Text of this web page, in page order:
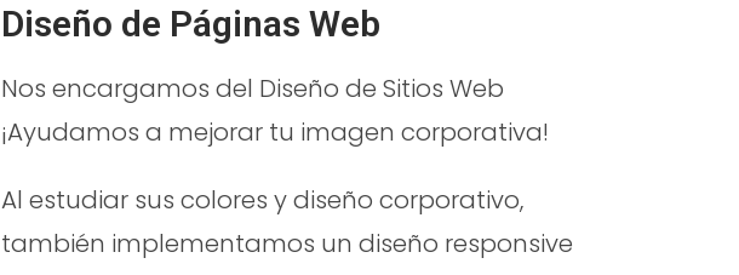
Diseño de Páginas Web
Nos encargamos del Diseño de Sitios Web
¡Ayudamos a mejorar tu imagen corporativa!
Al estudiar sus colores y diseño corporativo,
también implementamos un diseño responsive